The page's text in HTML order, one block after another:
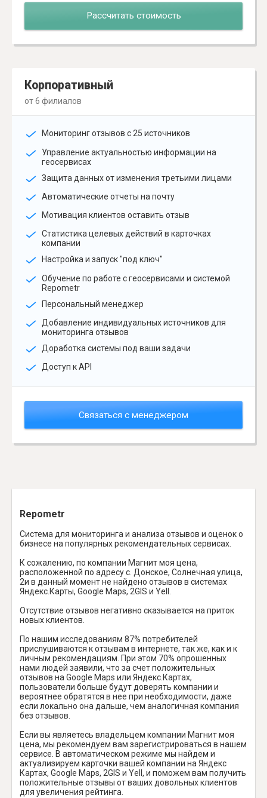
Рассчитать стоимость
Корпоративный
от 6 филиалов
Мониторинг отзывов с 25 источников
Управление актуальностью информации на
геосервисах
Защита данных от изменения третьими лицами
Автоматические отчеты на почту
Мотивация клиентов оставить отзыв
Статистика целевых действий в карточках
компании
Настройка и запуск "под ключ"
Обучение по работе с геосервисами и системой
Repometr
Персональный менеджер
Добавление индивидуальных источников для
мониторинга отзывов
Доработка системы под ваши задачи
Доступ к API
Связаться с менеджером
Repometr
Система для мониторинга и анализа отзывов и оценок о
бизнесе на популярных рекомендательных сервисах.
К сожалению, по компании Магнит моя цена,
расположенной по адресу с. Донское, Солнечная улица,
2и в данный момент не найдено отзывов в системах
Яндекс.Карты, Google Maps, 2GIS и Yell.
Отсутствие отзывов негативно сказывается на приток
новых клиентов.
По нашим исследованиям 87% потребителей
прислушиваются к отзывам в интернете, так же, как и к
личным рекомендациям. При этом 70% опрошенных
нами людей заявили, что за счет положительных
отзывов на Google Maps или Яндекс.Картах,
пользователи больше будут доверять компании и
вероятнее обратятся в нее при необходимости, даже
если локально она дальше, чем аналогичная компания
без отзывов.
Если вы являетесь владельцем компании Магнит моя
цена, мы рекомендуем вам зарегистрироваться в нашем
сервисе. В автоматическом режиме мы найдем и
актуализируем карточки вашей компании на Яндекс
Картах, Google Maps, 2GIS и Yell, и поможем вам получить
положительные отзывы от ваших довольных клиентов
для увеличения рейтинга.